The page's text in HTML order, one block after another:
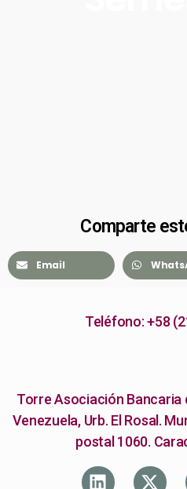
Comparte
Email
Teléfono: +58
Torre Asociación Bancaria
Venezuela, Urb. El Rosal.
postal 1060.